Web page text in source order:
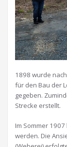
1898 wurde
für den Bau der
gegeben.
Strecke erstellt.
Im Sommer
werden. Die